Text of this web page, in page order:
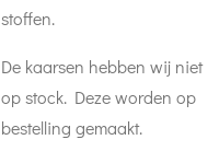
stoffen.
De kaarsen hebben wij niet
op stock. Deze worden op
bestelling gemaakt.